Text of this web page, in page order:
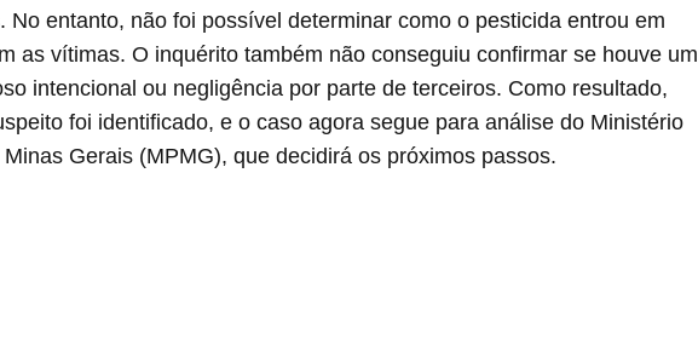
No entanto, não foi possível determinar como o pesticida entrou em
as vítimas. O inquérito também não conseguiu confirmar se houve um
intencional ou negligência por parte de terceiros. Como resultado,
foi identificado, e o caso agora segue para análise do Ministério
Gerais (MPMG), que decidirá os próximos passos.